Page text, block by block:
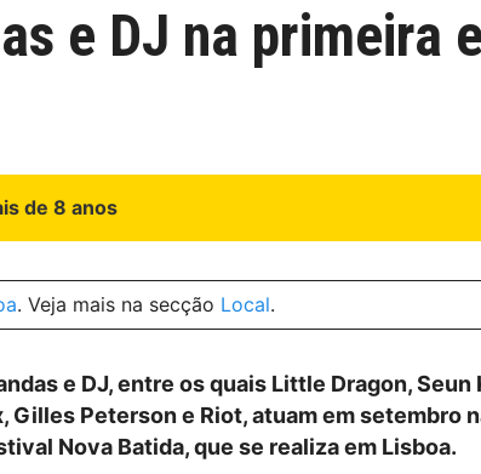
e DJ na primeira
de 8 anos
. Veja mais na secção Local.
e DJ, entre os quais Little Dragon, Seun
Gilles Peterson e Riot, atuam em setembro
Nova Batida, que se realiza em Lisboa.